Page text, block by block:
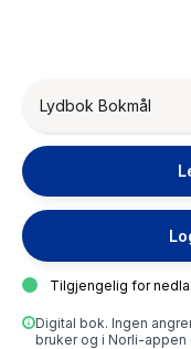
Lydbok Bokmål
Tilgjengelig for
Digital bok. Ingen
bruker og i Norli-appen